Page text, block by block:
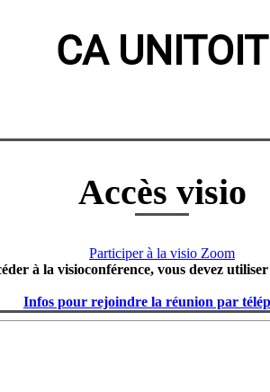
CA UNITOIT
Accès visio
Participer à la visio Zoom
à la visioconférence, vous devez
Infos pour rejoindre la réunion par